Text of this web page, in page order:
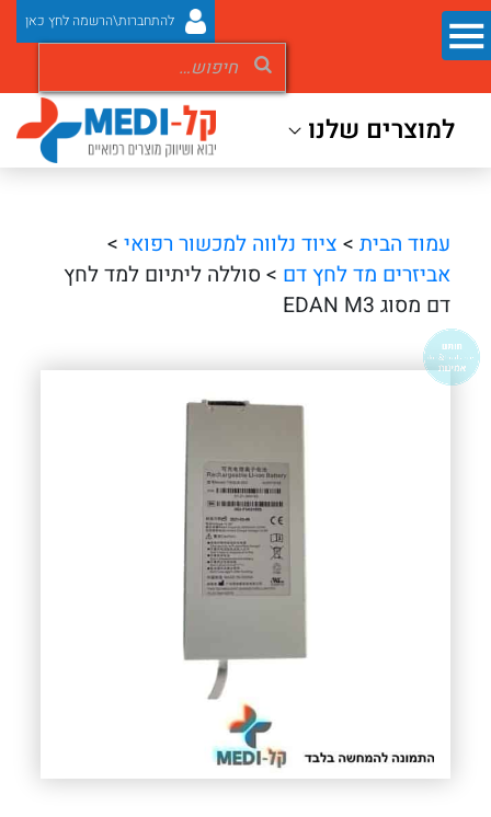
להתחברות\הרשמה לחץ כאן
למוצרים שלנו
עמוד הבית > ציוד נלווה למכשור רפואי >
אביזרים מד לחץ דם > סוללה ליתיום למד לחץ
דם מסוג EDAN M3